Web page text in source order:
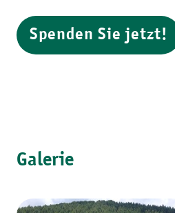
Spenden Sie jetzt!
Galerie